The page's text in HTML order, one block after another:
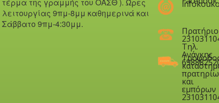
λειτουργίας 9πμ-8μμ καθημερινά και
Σάββατο 9πμ-4:30μμ.
Πρατήριο
Τηλ.
Ανάγκης
και
εμπόρων